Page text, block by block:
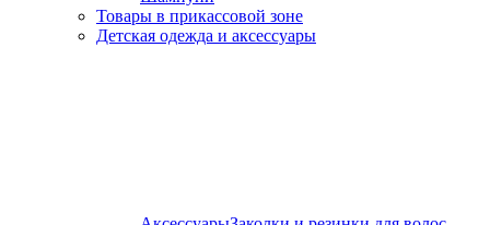
Товары в прикассовой зоне
Детская одежда и аксессуары